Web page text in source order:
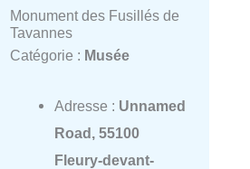
Monument des Fusillés de
Tavannes
Catégorie : Musée
Adresse : Unnamed
Road, 55100
Fleury-devant-